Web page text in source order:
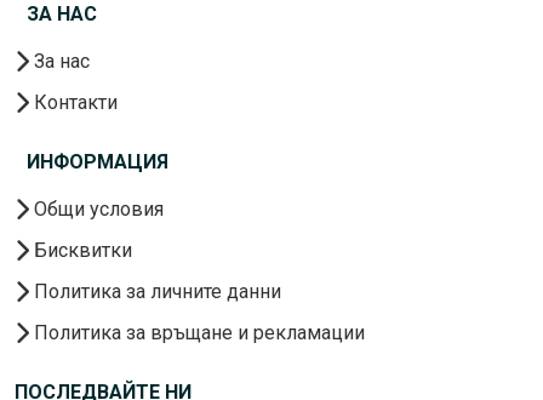
ЗА НАС
За нас
Контакти
ИНФОРМАЦИЯ
Общи условия
Бисквитки
Политика за личните данни
Политика за връщане и рекламации
ПОСЛЕДВАЙТЕ НИ